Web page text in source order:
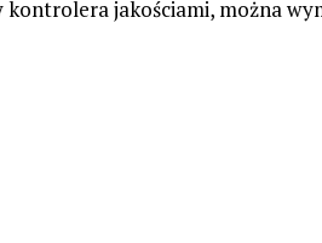
jakościami, można